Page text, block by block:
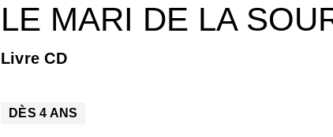
LE MARI DE LA
Livre CD
DÈS4 ANS